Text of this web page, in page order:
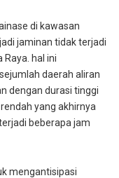
di kawasan
jaminan tidak terjadi
Raya. hal ini
daerah aliran
dengan durasi tinggi
yang akhirnya
beberapa jam
mengantisipasi